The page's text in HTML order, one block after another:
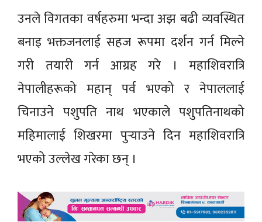
उनले विगतका वर्षहरुमा भन्दा अझ बढी व्यवस्थित
बनाइ भक्तजनलाई सहज रूपमा दर्शन गर्न मिल्ने
गरी तयारी गर्न आग्रह गरे । महाशिवरात्रि
नेपालीहरूको महान् पर्व भएको र नेपाललाई
चिनाउने पशुपति नाथ भएकाले पशुपतिनाथको
महिमालाई शिखरमा पुर्‍याउने दिन महाशिवरात्रि
भएको उल्लेख गरेका छन् ।